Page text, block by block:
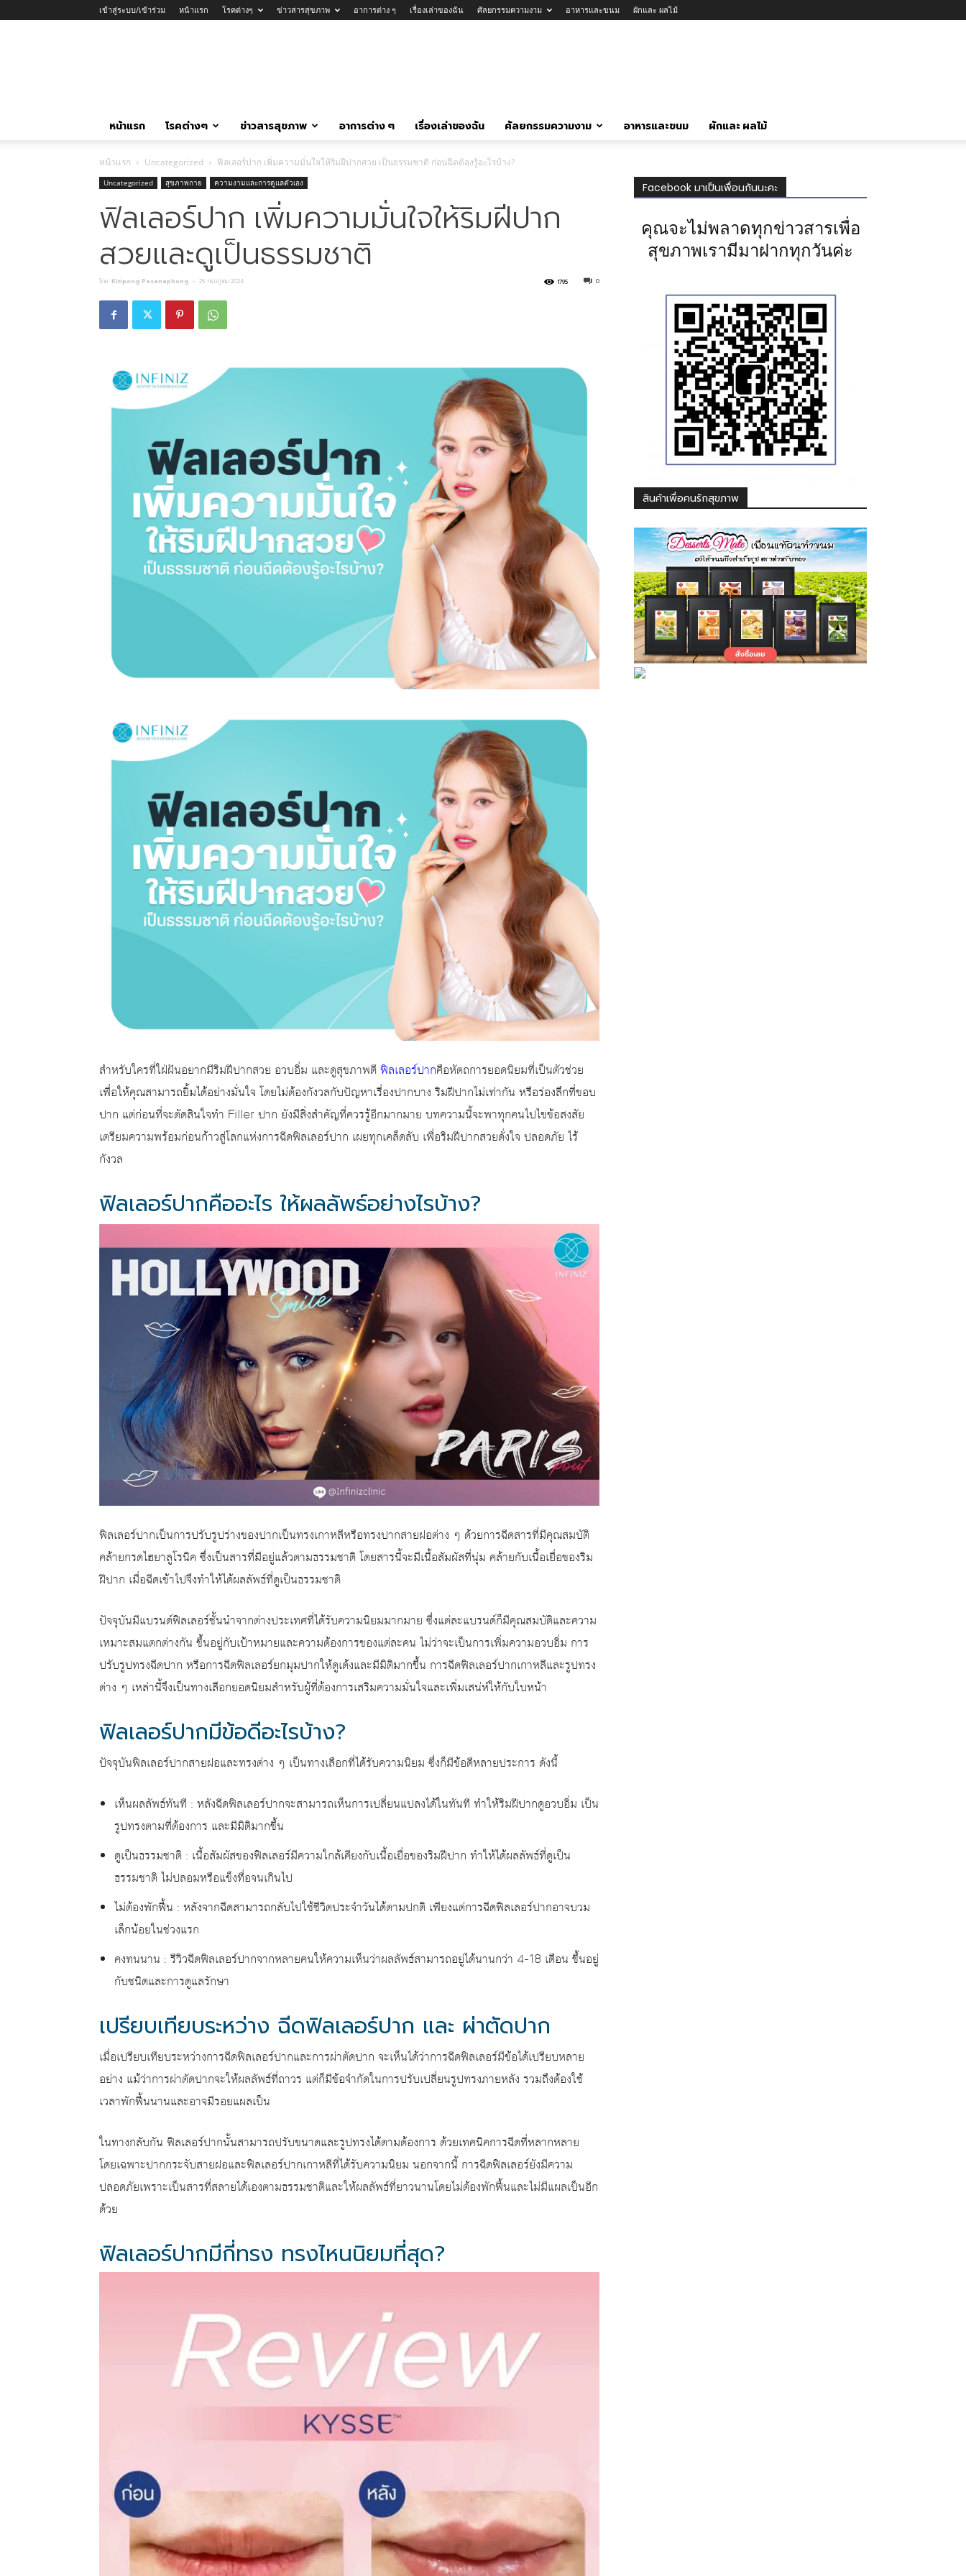
เข้าสู่ระบบ/เข้าร่วม หน้าแรก โรคต่างๆ ข่าวสารสุขภาพ อาการต่าง ๆ เรื่องเล่าของฉัน ศัลยกรรมความงาม อาหารและขนม ผักและ ผลไม้
หน้าแรก โรคต่างๆ ข่าวสารสุขภาพ อาการต่าง ๆ เรื่องเล่าของฉัน ศัลยกรรมความงาม อาหารและขนม ผักและ ผลไม้
หน้าแรก Uncategorized ฟิลเลอร์ปาก เพิ่มความมั่นใจให้ริมฝีปากสวย เป็นธรรมชาติ ก่อนฉีดต้องรู้อะไรบ้าง?
Uncategorized สุขภาพกาย ความงามและการดูแลตัวเอง
ฟิลเลอร์ปาก เพิ่มความมั่นใจให้ริมฝีปาก
สวยและดูเป็นธรรมชาติ
โดย Kitipong Pasanaphong - 25 กรกฎาคม 2024 0
1795
สำหรับใครที่ใฝ่ฝันอยากมีริมฝีปากสวย อวบอิ่ม และดูสุขภาพดี ฟิลเลอร์ปากคือหัตถการยอดนิยมที่เป็นตัวช่วย
เพื่อให้คุณสามารถยิ้มได้อย่างมั่นใจ โดยไม่ต้องกังวลกับปัญหาเรื่องปากบาง ริมฝีปากไม่เท่ากัน หรือร่องลึกที่ขอบ
ปาก แต่ก่อนที่จะตัดสินใจทำ Filler ปาก ยังมีสิ่งสำคัญที่ควรรู้อีกมากมาย บทความนี้จะพาทุกคนไปไขข้อสงสัย
เตรียมความพร้อมก่อนก้าวสู่โลกแห่งการฉีดฟิลเลอร์ปาก เผยทุกเคล็ดลับ เพื่อริมฝีปากสวยดั่งใจ ปลอดภัย ไร้
กังวล
ฟิลเลอร์ปากคืออะไร ให้ผลลัพธ์อย่างไรบ้าง?
ฟิลเลอร์ปากเป็นการปรับรูปร่างของปากเป็นทรงเกาหลีหรือทรงปากสายฝอต่าง ๆ ด้วยการฉีดสารที่มีคุณสมบัติ
คล้ายกรดไฮยาลูโรนิค ซึ่งเป็นสารที่มีอยู่แล้วตามธรรมชาติ โดยสารนี้จะมีเนื้อสัมผัสที่นุ่ม คล้ายกับเนื้อเยื่อของริม
ฝีปาก เมื่อฉีดเข้าไปจึงทำให้ได้ผลลัพธ์ที่ดูเป็นธรรมชาติ
ปัจจุบันมีแบรนด์ฟิลเลอร์ชั้นนำจากต่างประเทศที่ได้รับความนิยมมากมาย ซึ่งแต่ละแบรนด์ก็มีคุณสมบัติและความ
เหมาะสมแตกต่างกัน ขึ้นอยู่กับเป้าหมายและความต้องการของแต่ละคน ไม่ว่าจะเป็นการเพิ่มความอวบอิ่ม การ
ปรับรูปทรงฉีดปาก หรือการฉีดฟิลเลอร์ยกมุมปากให้ดูเด้งและมีมิติมากขึ้น การฉีดฟิลเลอร์ปากเกาหลีและรูปทรง
ต่าง ๆ เหล่านี้จึงเป็นทางเลือกยอดนิยมสำหรับผู้ที่ต้องการเสริมความมั่นใจและเพิ่มเสน่ห์ให้กับใบหน้า
ฟิลเลอร์ปากมีข้อดีอะไรบ้าง?
ปัจจุบันฟิลเลอร์ปากสายฝอและทรงต่าง ๆ เป็นทางเลือกที่ได้รับความนิยม ซึ่งก็มีข้อดีหลายประการ ดังนี้
เห็นผลลัพธ์ทันที : หลังฉีดฟิลเลอร์ปากจะสามารถเห็นการเปลี่ยนแปลงได้ในทันที ทำให้ริมฝีปากดูอวบอิ่ม เป็น
รูปทรงตามที่ต้องการ และมีมิติมากขึ้น
ดูเป็นธรรมชาติ : เนื้อสัมผัสของฟิลเลอร์มีความใกล้เคียงกับเนื้อเยื่อของริมฝีปาก ทำให้ได้ผลลัพธ์ที่ดูเป็น
ธรรมชาติ ไม่ปลอมหรือแข็งทื่อจนเกินไป
ไม่ต้องพักฟื้น : หลังจากฉีดสามารถกลับไปใช้ชีวิตประจำวันได้ตามปกติ เพียงแต่การฉีดฟิลเลอร์ปากอาจบวม
เล็กน้อยในช่วงแรก
คงทนนาน : รีวิวฉีดฟิลเลอร์ปากจากหลายคนให้ความเห็นว่าผลลัพธ์สามารถอยู่ได้นานกว่า 4-18 เดือน ขึ้นอยู่
กับชนิดและการดูแลรักษา
เปรียบเทียบระหว่าง ฉีดฟิลเลอร์ปาก และ ผ่าตัดปาก
เมื่อเปรียบเทียบระหว่างการฉีดฟิลเลอร์ปากและการผ่าตัดปาก จะเห็นได้ว่าการฉีดฟิลเลอร์มีข้อได้เปรียบหลาย
อย่าง แม้ว่าการผ่าตัดปากจะให้ผลลัพธ์ที่ถาวร แต่ก็มีข้อจำกัดในการปรับเปลี่ยนรูปทรงภายหลัง รวมถึงต้องใช้
เวลาพักฟื้นนานและอาจมีรอยแผลเป็น
ในทางกลับกัน ฟิลเลอร์ปากนั้นสามารถปรับขนาดและรูปทรงได้ตามต้องการ ด้วยเทคนิคการฉีดที่หลากหลาย
โดยเฉพาะปากกระจับสายฝอและฟิลเลอร์ปากเกาหลีที่ได้รับความนิยม นอกจากนี้ การฉีดฟิลเลอร์ยังมีความ
ปลอดภัยเพราะเป็นสารที่สลายได้เองตามธรรมชาติและให้ผลลัพธ์ที่ยาวนานโดยไม่ต้องพักฟื้นและไม่มีแผลเป็นอีก
ด้วย
ฟิลเลอร์ปากมีกี่ทรง ทรงไหนนิยมที่สุด?
Facebook มาเป็นเพื่อนกันนะคะ
คุณจะไม่พลาดทุกข่าวสารเพื่อ
สุขภาพเรามีมาฝากทุกวันค่ะ
สินค้าเพื่อคนรักสุขภาพ